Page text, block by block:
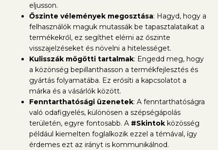
eljusson.
Őszinte vélemények megosztása: Hagyd, hogy a
felhasználók maguk mutassák be tapasztalataikat a
termékekről, ez segíthet elérni az őszinte
visszajelzéseket és növelni a hitelességet.
Kulisszák mögötti tartalmak: Engedd meg, hogy
a közönség bepillanthasson a termékfejlesztés és
gyártás folyamatába. Ez erősíti a kapcsolatot a
márka és a vásárlók között.
Fenntarthatósági üzenetek: A fenntarthatóságra
való odafigyelés, különösen a szépségápolás
területén, egyre fontosabb. A #Skintok közösség
például kiemelten foglalkozik ezzel a témával, így
érdemes ezt az irányt is kommunikálnod.